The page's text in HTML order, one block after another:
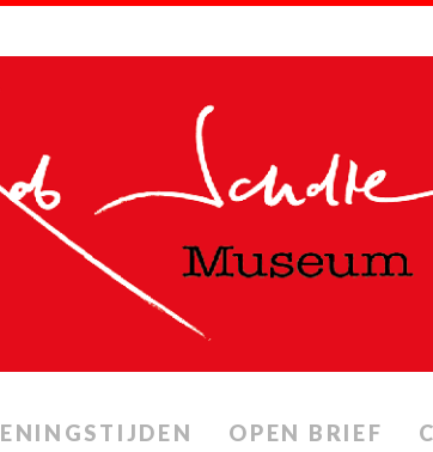
OPEN BRIEF